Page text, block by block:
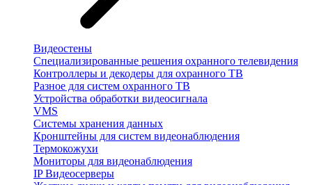
Видеостены
Специализированные решения охранного телевидения
Контроллеры и декодеры для охранного ТВ
Разное для систем охранного ТВ
Устройства обработки видеосигнала
VMS
Системы хранения данных
Кронштейны для систем видеонаблюдения
Термокожухи
Мониторы для видеонаблюдения
IP Видеосерверы